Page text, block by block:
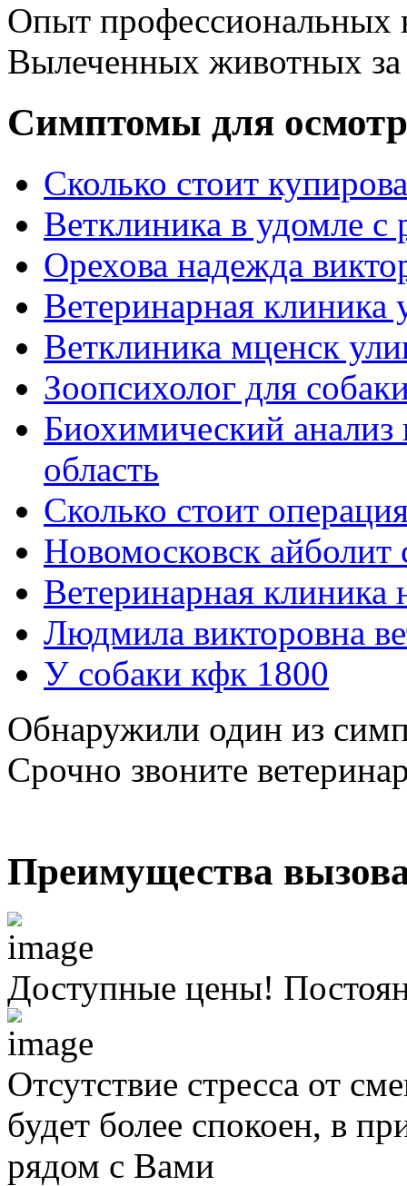
Опыт профессиональных
Вылеченных животных
Симптомы для
Сколько стоит
Ветклиника в удомле с
Орехова надежда
Ветеринарная клиника
Ветклиника мценск
Зоопсихолог для
Биохимический анализ
область
Сколько стоит
Новомосковск айболит
Ветеринарная клиника
Людмила викторовна
У собаки кфк 1800
Обнаружили один из
Срочно звоните
Преимущества
Доступные цены!
Отсутствие стресса от
будет более спокоен, в
рядом с Вами